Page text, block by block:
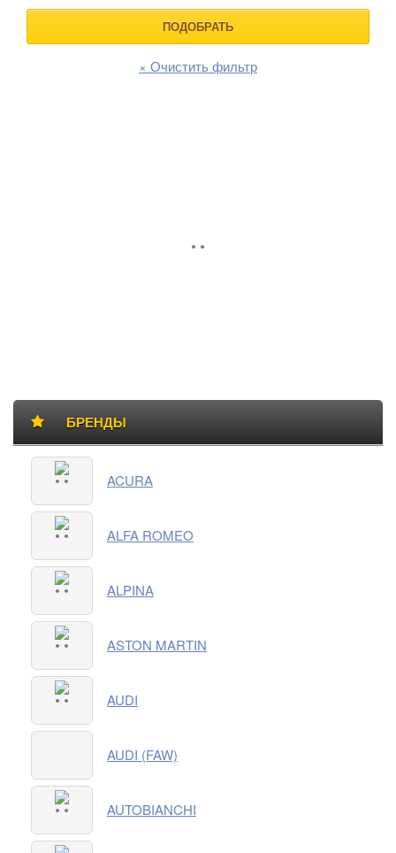
ПОДОБРАТЬ
× Очистить фильтр
БРЕНДЫ
Категории
товаровACURA
ALFA ROMEO
ALPINA
ASTON MARTIN
AUDI
AUDI (FAW)
AUTOBIANCHI